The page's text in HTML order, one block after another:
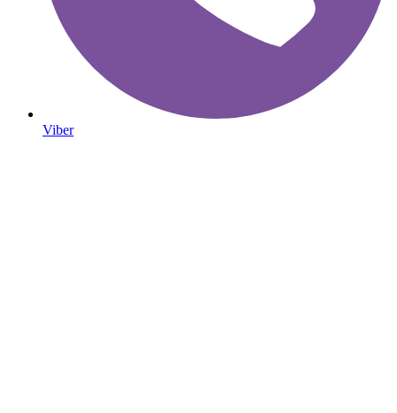
Viber